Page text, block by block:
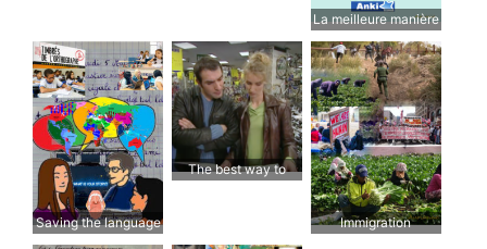
La meilleure manière
d’apprendre l’anglais
Saving the language
The best way to
Immigration